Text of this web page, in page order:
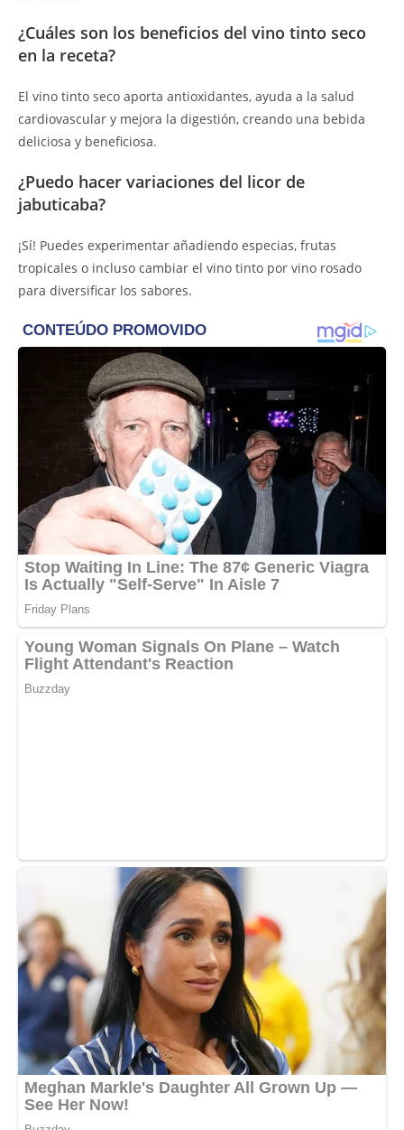
¿Cuáles son los beneficios del vino tinto seco
en la receta?
El vino tinto seco aporta antioxidantes, ayuda a la salud
cardiovascular y mejora la digestión, creando una bebida
deliciosa y beneficiosa.
¿Puedo hacer variaciones del licor de
jabuticaba?
¡Sí! Puedes experimentar añadiendo especias, frutas
tropicales o incluso cambiar el vino tinto por vino rosado
para diversificar los sabores.